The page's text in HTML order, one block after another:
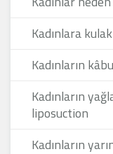
Kadınlara
Kadınların
Kadınların
liposuction
Kadınların